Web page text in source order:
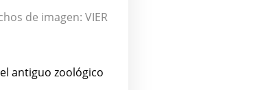
de imagen: VIER
antiguo zoológico